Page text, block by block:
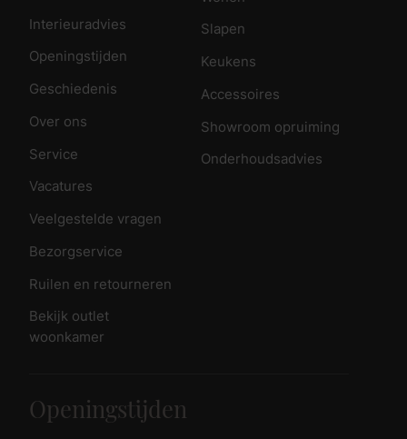
Interieuradvies
Openingstijden
Geschiedenis
Over ons
Service
Vacatures
Veelgestelde vragen
Bezorgservice
Ruilen en retourneren
Bekijk outlet
woonkamer
Slapen
Keukens
Accessoires
Showroom opruiming
Onderhoudsadvies
Openingstijden